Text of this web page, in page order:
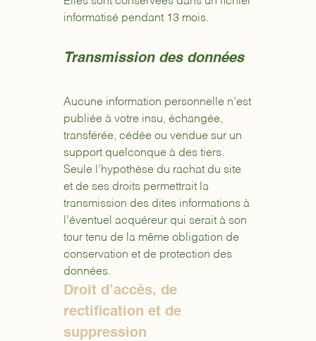
informatisé pendant 13 mois.
Transmission des données
Aucune information personnelle n’est
publiée à votre insu, échangée,
transférée, cédée ou vendue sur un
support quelconque à des tiers.
Seule l’hypothèse du rachat du site
et de ses droits permettrait la
transmission des dites informations à
l’éventuel acquéreur qui serait à son
tour tenu de la même obligation de
conservation et de protection des
données.
Droit d’accès, de
rectification et de
suppression